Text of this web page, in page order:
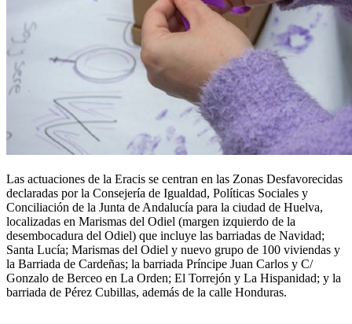
Las actuaciones de la Eracis se centran en las Zonas Desfavorecidas
declaradas por la Consejería de Igualdad, Políticas Sociales y
Conciliación de la Junta de Andalucía para la ciudad de Huelva,
localizadas en Marismas del Odiel (margen izquierdo de la
desembocadura del Odiel) que incluye las barriadas de Navidad;
Santa Lucía; Marismas del Odiel y nuevo grupo de 100 viviendas y
la Barriada de Cardeñas; la barriada Príncipe Juan Carlos y C/
Gonzalo de Berceo en La Orden; El Torrejón y La Hispanidad; y la
barriada de Pérez Cubillas, además de la calle Honduras.